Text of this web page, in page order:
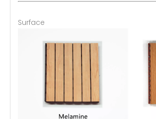
Surface